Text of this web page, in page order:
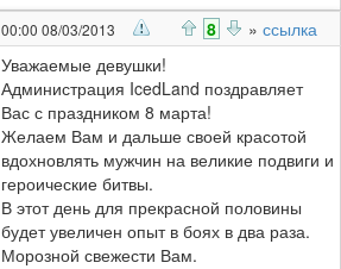
00:00 08/03/2013 8 » ссылка
Уважаемые девушки!
Администрация IcedLand поздравляет
Вас с праздником 8 марта!
Желаем Вам и дальше своей красотой
вдохновлять мужчин на великие подвиги и
героические битвы.
В этот день для прекрасной половины
будет увеличен опыт в боях в два раза.
Морозной свежести Вам.